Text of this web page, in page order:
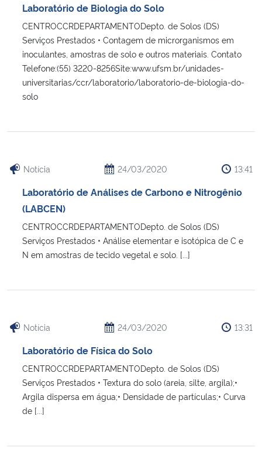
Laboratório de Biologia do Solo
CENTROCCRDEPARTAMENTODepto. de Solos (DS)
Serviços Prestados • Contagem de microrganismos em
inoculantes, amostras de solo e outros materiais. Contato
Telefone:(55) 3220-8256Site:www.ufsm.br/unidades-
universitarias/ccr/laboratorio/laboratorio-de-biologia-do-
solo
Notícia 24/03/2020 13:41
Laboratório de Análises de Carbono e Nitrogênio
(LABCEN)
CENTROCCRDEPARTAMENTODepto. de Solos (DS)
Serviços Prestados • Análise elementar e isotópica de C e
N em amostras de tecido vegetal e solo. [...]
Notícia 24/03/2020 13:31
Laboratório de Física do Solo
CENTROCCRDEPARTAMENTODepto. de Solos (DS)
Serviços Prestados • Textura do solo (areia, silte, argila);•
Argila dispersa em água;• Densidade de partículas;• Curva
de [...]